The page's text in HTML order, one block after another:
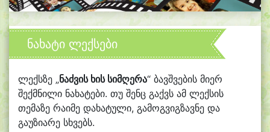
ნახატი ლექსები
ლექსზე „ნაძვის ხის სიმღერა“ ბავშვების მიერ
შექმნილი ნახატები. თუ შენც გაქვს ამ ლექსის
თემაზე რაიმე დახატული, გამოგვიგზავნე და
გაუზიარე სხვებს.